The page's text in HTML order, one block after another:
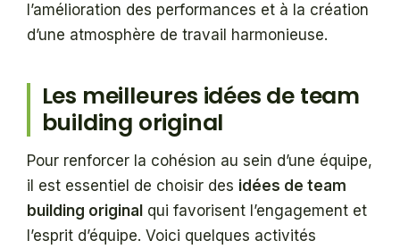
l’amélioration des performances et à la création
d’une atmosphère de travail harmonieuse.
Les meilleures idées de team
building original
Pour renforcer la cohésion au sein d’une équipe,
il est essentiel de choisir des idées de team
building original qui favorisent l’engagement et
l’esprit d’équipe. Voici quelques activités